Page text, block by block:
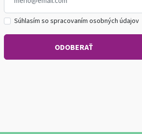
Súhlasím so spracovaním osobných údajov